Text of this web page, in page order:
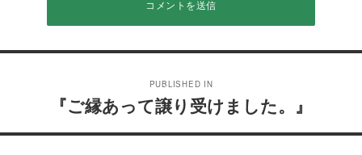
PUBLISHED IN
『ご縁あって譲り受けました。』